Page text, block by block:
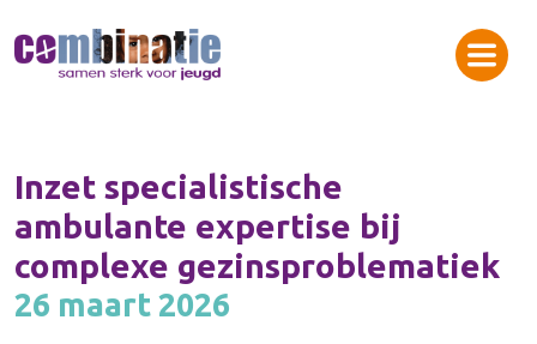
Inzet specialistische
ambulante expertise bij
complexe gezinsproblematiek
26 maart 2026